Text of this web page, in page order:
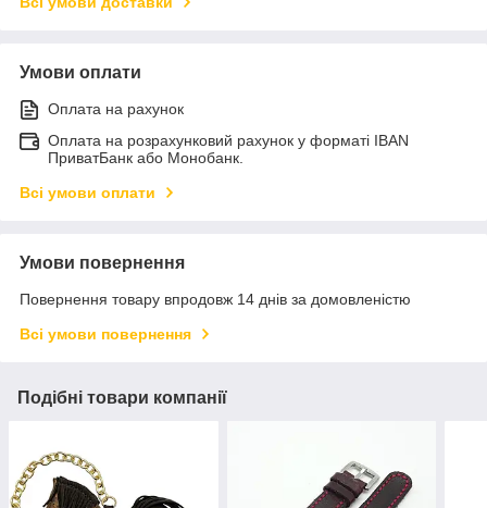
Умови оплати
Оплата на рахунок
Оплата на розрахунковий рахунок у форматі IBAN
ПриватБанк або Монобанк.
Всі умови оплати
Умови повернення
Повернення товару впродовж 14 днів за домовленістю
Всі умови повернення
Подібні товари компанії